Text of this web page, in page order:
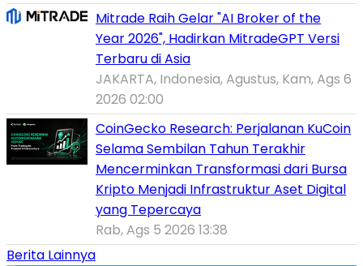
Mitrade Raih Gelar "AI Broker of the
Year 2026", Hadirkan MitradeGPT Versi
Terbaru di Asia
JAKARTA, Indonesia, Agustus, Kam, Ags 6
2026 02:00
CoinGecko Research: Perjalanan KuCoin
Selama Sembilan Tahun Terakhir
Mencerminkan Transformasi dari Bursa
Kripto Menjadi Infrastruktur Aset Digital
yang Tepercaya
Rab, Ags 5 2026 13:38
Berita Lainnya